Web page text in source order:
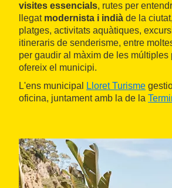
visites essencials, rutes per
llegat modernista i indià de la
platges, activitats aquàtiques,
itineraris de senderisme, entre
per gaudir al màxim de les
ofereix el municipi.
L'ens municipal
Lloret Turisme
oficina, juntament amb la de la